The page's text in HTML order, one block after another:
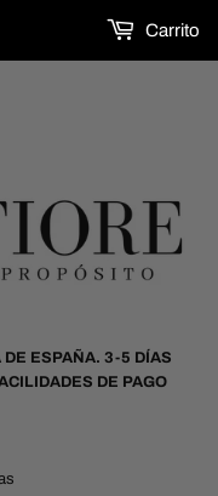
ESPAÑA. 3-5 DÍAS
DE PAGO
Carrito